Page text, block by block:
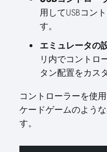
用してUSBコン
す。
エミュレータの
リ内でコントロ
タン配置をカス
コントローラーを使
ケードゲームのよう
す。